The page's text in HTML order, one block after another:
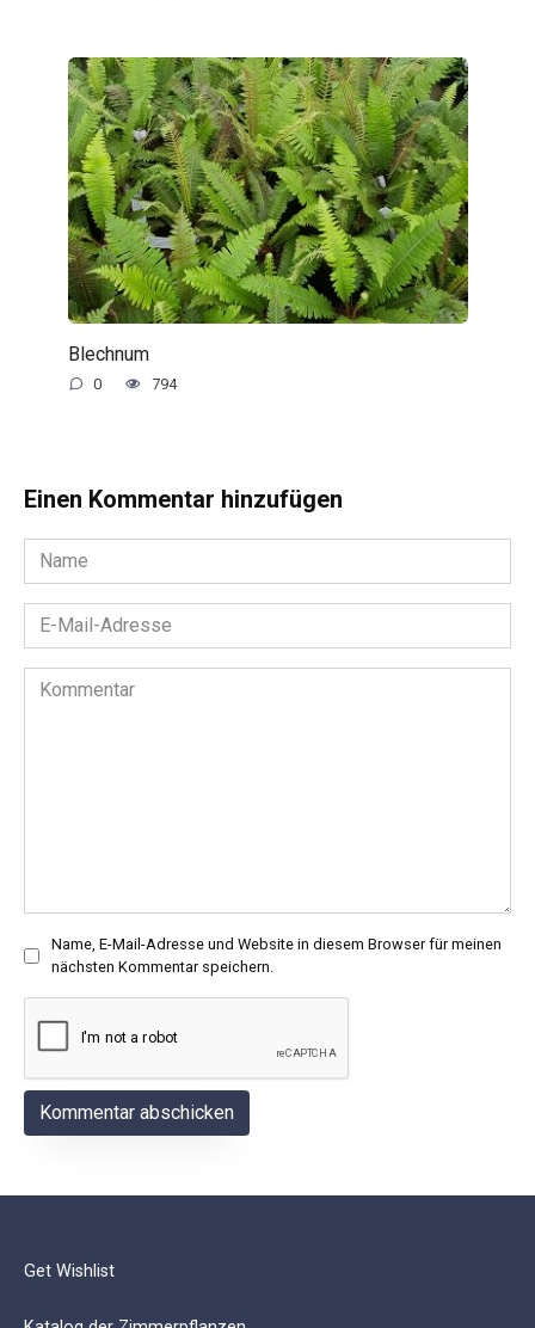
Blechnum
0 794
Einen Kommentar hinzufügen
Name
*
Mail-
Adresse
Kommentar
Name, E-Mail-Adresse und Website in diesem Browser für meinen
nächsten Kommentar speichern.
Get Wishlist